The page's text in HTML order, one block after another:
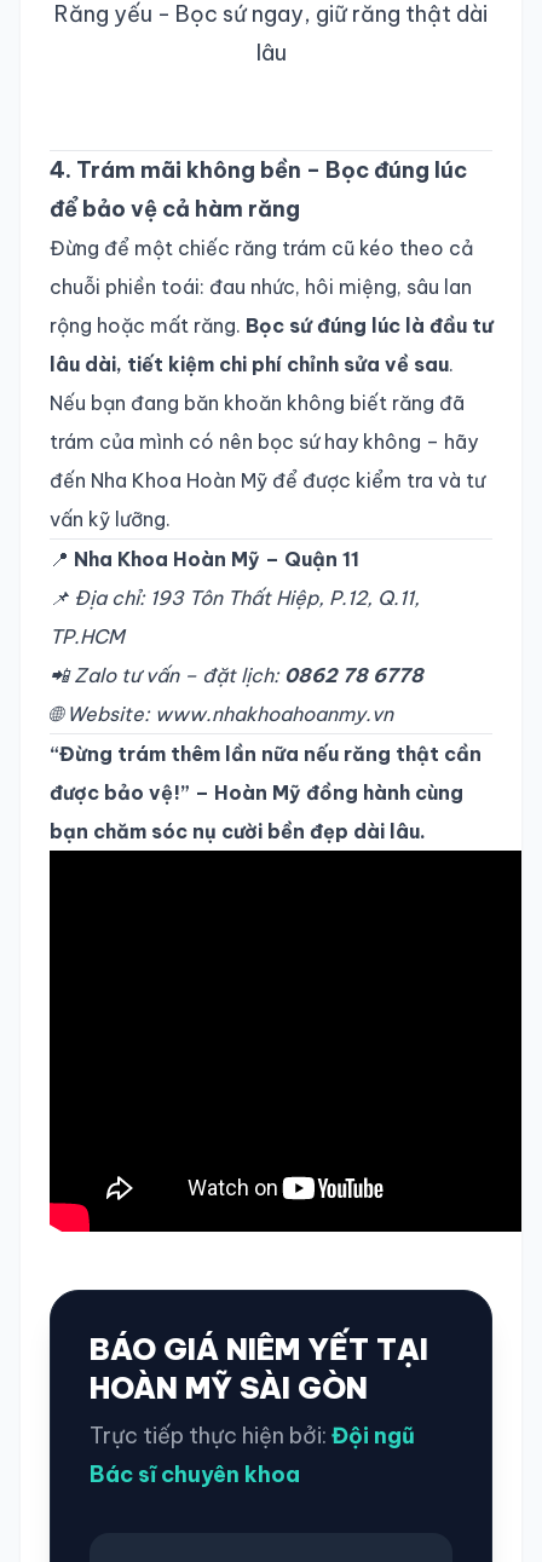
Răng yếu - Bọc sứ ngay, giữ răng thật dài
lâu
4. Trám mãi không bền – Bọc đúng lúc
để bảo vệ cả hàm răng
Đừng để một chiếc răng trám cũ kéo theo cả
chuỗi phiền toái: đau nhức, hôi miệng, sâu lan
rộng hoặc mất răng. Bọc sứ đúng lúc là đầu tư
lâu dài, tiết kiệm chi phí chỉnh sửa về sau.
Nếu bạn đang băn khoăn không biết răng đã
trám của mình có nên bọc sứ hay không – hãy
đến Nha Khoa Hoàn Mỹ để được kiểm tra và tư
vấn kỹ lưỡng.
📍 Nha Khoa Hoàn Mỹ – Quận 11
📌 Địa chỉ: 193 Tôn Thất Hiệp, P.12, Q.11,
TP.HCM
📲 Zalo tư vấn – đặt lịch: 0862 78 6778
🌐 Website: www.nhakhoahoanmy.vn
“Đừng trám thêm lần nữa nếu răng thật cần
được bảo vệ!” – Hoàn Mỹ đồng hành cùng
bạn chăm sóc nụ cười bền đẹp dài lâu.
BÁO GIÁ NIÊM YẾT TẠI
HOÀN MỸ SÀI GÒN
Trực tiếp thực hiện bởi: Đội ngũ
Bác sĩ chuyên khoa